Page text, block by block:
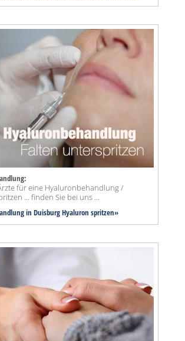
für eine Hyaluronbehandlung /
... finden Sie bei uns ...
in Duisburg Hyaluron spritzen»